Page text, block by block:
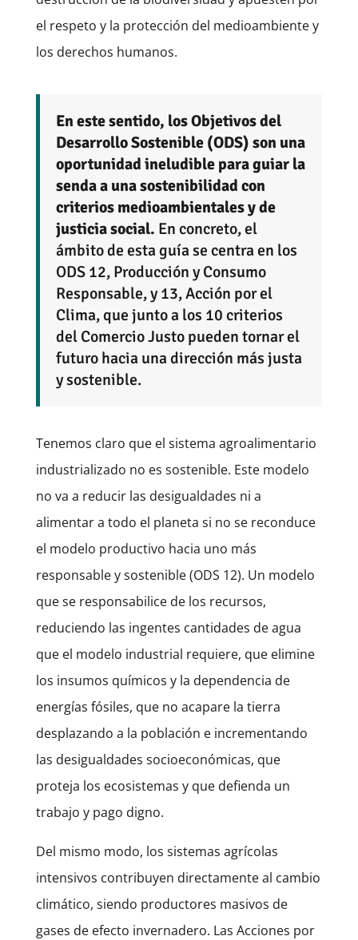
el respeto y la protección del medioambiente y
los derechos humanos.
En este sentido, los Objetivos del
Desarrollo Sostenible (ODS) son una
oportunidad ineludible para guiar la
senda a una sostenibilidad con
criterios medioambientales y de
justicia social. En concreto, el
ámbito de esta guía se centra en los
ODS 12, Producción y Consumo
Responsable, y 13, Acción por el
Clima, que junto a los 10 criterios
del Comercio Justo pueden tornar el
futuro hacia una dirección más justa
y sostenible.
Tenemos claro que el sistema agroalimentario
industrializado no es sostenible. Este modelo
no va a reducir las desigualdades ni a
alimentar a todo el planeta si no se reconduce
el modelo productivo hacia uno más
responsable y sostenible (ODS 12). Un modelo
que se responsabilice de los recursos,
reduciendo las ingentes cantidades de agua
que el modelo industrial requiere, que elimine
los insumos químicos y la dependencia de
energías fósiles, que no acapare la tierra
desplazando a la población e incrementando
las desigualdades socioeconómicas, que
proteja los ecosistemas y que defienda un
trabajo y pago digno.
Del mismo modo, los sistemas agrícolas
intensivos contribuyen directamente al cambio
climático, siendo productores masivos de
gases de efecto invernadero. Las Acciones por